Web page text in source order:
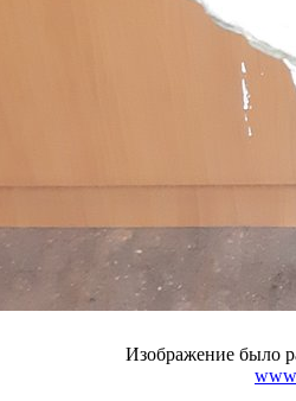
Изображение было